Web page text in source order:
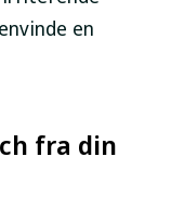
en
fra din